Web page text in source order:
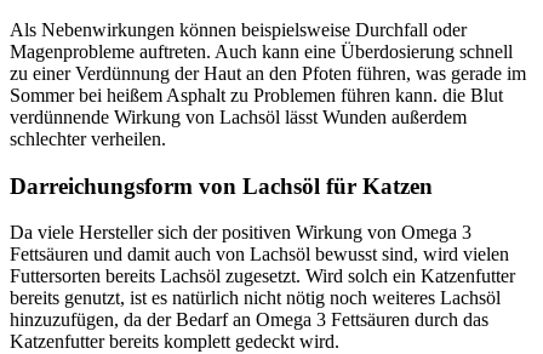
Als Nebenwirkungen können beispielsweise Durchfall oder
Magenprobleme auftreten. Auch kann eine Überdosierung schnell
zu einer Verdünnung der Haut an den Pfoten führen, was gerade im
Sommer bei heißem Asphalt zu Problemen führen kann. die Blut
verdünnende Wirkung von Lachsöl lässt Wunden außerdem
schlechter verheilen.
Darreichungsform von Lachsöl für Katzen
Da viele Hersteller sich der positiven Wirkung von Omega 3
Fettsäuren und damit auch von Lachsöl bewusst sind, wird vielen
Futtersorten bereits Lachsöl zugesetzt. Wird solch ein Katzenfutter
bereits genutzt, ist es natürlich nicht nötig noch weiteres Lachsöl
hinzuzufügen, da der Bedarf an Omega 3 Fettsäuren durch das
Katzenfutter bereits komplett gedeckt wird.